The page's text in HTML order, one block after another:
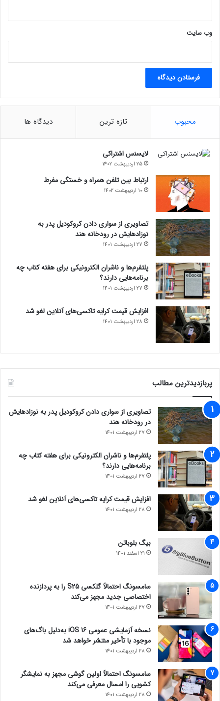
وب‌ سایت
محبوب تازه ترین دیدگاه ها
لایسنس اشتراکی
25 اردیبهشت 1402
ارتباط بین تلفن همراه و خستگی مفرط
10 اردیبهشت 1402
تصاویری از سواری دادن کروکودیل پدر به
نوزادهایش در رودخانه هند
27 اردیبهشت 1401
پلتفرم‌ها و ناشران الکترونیکی برای هفته کتاب چه
برنامه‌هایی دارند؟
27 اردیبهشت 1401
افزایش قیمت کرایه تاکسی‌های آنلاین لغو شد
28 اردیبهشت 1401
پربازدیدترین مطالب
تصاویری از سواری دادن کروکودیل پدر به نوزادهایش
در رودخانه هند
27 اردیبهشت 1401
پلتفرم‌ها و ناشران الکترونیکی برای هفته کتاب چه
برنامه‌هایی دارند؟
27 اردیبهشت 1401
افزایش قیمت کرایه تاکسی‌های آنلاین لغو شد
28 اردیبهشت 1401
بیگ بلوباتن
21 اسفند 1401
سامسونگ احتمالاً گلکسی S25 را به پردازنده
اختصاصی جدید مجهز می‌کند
27 اردیبهشت 1401
نسخه آزمایشی عمومی iOS 16 به‌دلیل باگ‌های
موجود با تأخیر منتشر خواهد شد
28 اردیبهشت 1401
سامسونگ احتمالاً اولین گوشی مجهز به نمایشگر
کشویی را امسال معرفی می‌کند
28 اردیبهشت 1401